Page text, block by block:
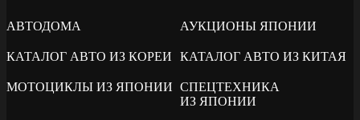
АВТОДОМА АУКЦИОНЫ ЯПОНИИ
КАТАЛОГ АВТО ИЗ КОРЕИ КАТАЛОГ АВТО ИЗ КИТАЯ
МОТОЦИКЛЫ ИЗ ЯПОНИИ СПЕЦТЕХНИКА
ИЗ ЯПОНИИ